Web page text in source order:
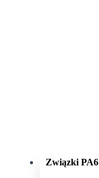
Związki PA6